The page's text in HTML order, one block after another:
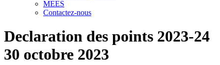
MEES
Contactez-nous
Declaration des points 2023-24
30 octobre 2023